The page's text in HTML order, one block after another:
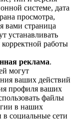
системе, дата
просмотра,
вами страница
устанавливать
работы
реклама.
могут
ваших действий
профиля ваших
файлы
в наших
социальные сети